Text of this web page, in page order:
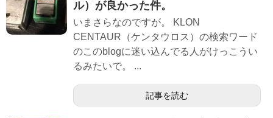
ル）が良かった件。
いまさらなのですが。 KLON
CENTAUR（ケンタウロス）の検索ワード
のこのblogに迷い込んでる人がけっこうい
るみたいで。 ...
記事を読む